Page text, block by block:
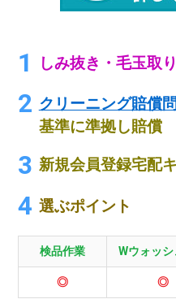
しみ抜き・毛玉取
クリーニング賠償
基準に準拠し賠償
新規会員登録宅配
選ぶポイント
検品作業 Wウォッ
◎ ◎